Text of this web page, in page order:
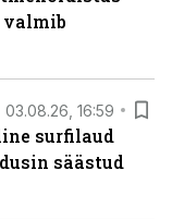
valmib
03.08.26, 16:59
surfilaud
säästud